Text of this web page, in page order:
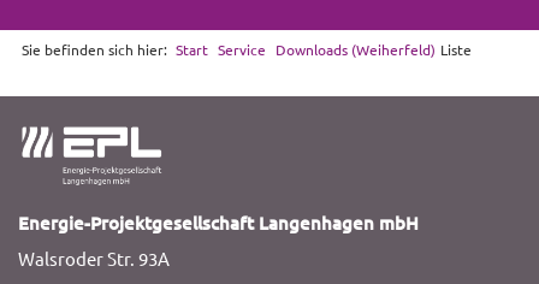
Sie befinden sich hier: Start Service Downloads (Weiherfeld) Liste
Energie-Projektgesellschaft Langenhagen mbH
Walsroder Str. 93A